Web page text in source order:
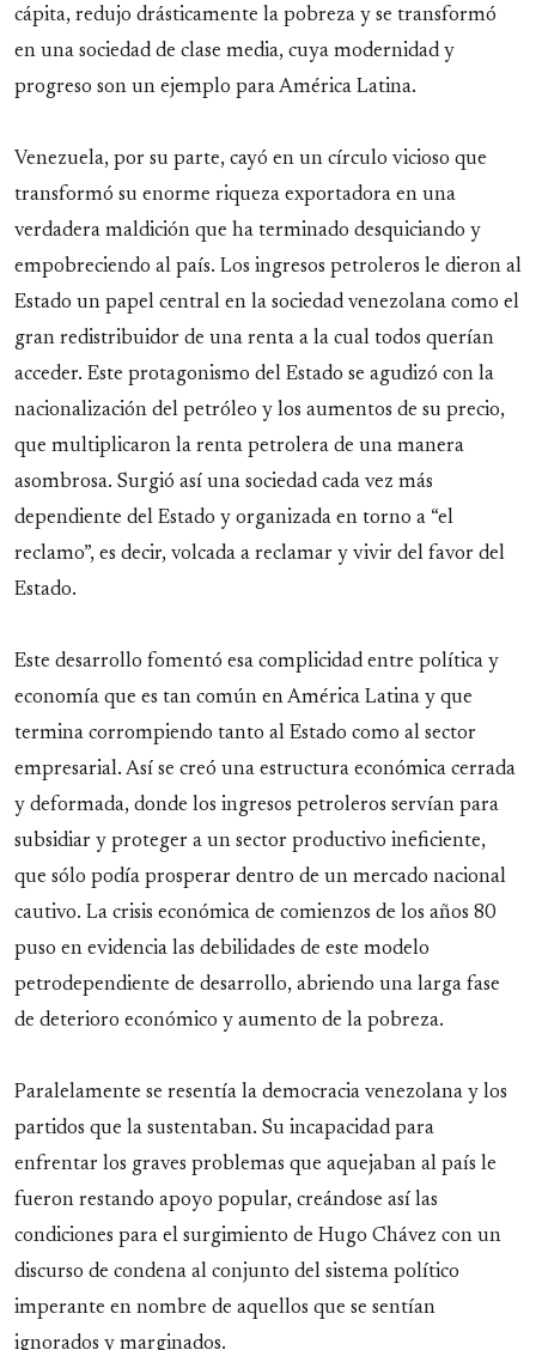
cápita, redujo drásticamente la pobreza y se transformó
en una sociedad de clase media, cuya modernidad y
progreso son un ejemplo para América Latina.
Venezuela, por su parte, cayó en un círculo vicioso que
transformó su enorme riqueza exportadora en una
verdadera maldición que ha terminado desquiciando y
empobreciendo al país. Los ingresos petroleros le dieron al
Estado un papel central en la sociedad venezolana como el
gran redistribuidor de una renta a la cual todos querían
acceder. Este protagonismo del Estado se agudizó con la
nacionalización del petróleo y los aumentos de su precio,
que multiplicaron la renta petrolera de una manera
asombrosa. Surgió así una sociedad cada vez más
dependiente del Estado y organizada en torno a “el
reclamo”, es decir, volcada a reclamar y vivir del favor del
Estado.
Este desarrollo fomentó esa complicidad entre política y
economía que es tan común en América Latina y que
termina corrompiendo tanto al Estado como al sector
empresarial. Así se creó una estructura económica cerrada
y deformada, donde los ingresos petroleros servían para
subsidiar y proteger a un sector productivo ineficiente,
que sólo podía prosperar dentro de un mercado nacional
cautivo. La crisis económica de comienzos de los años 80
puso en evidencia las debilidades de este modelo
petrodependiente de desarrollo, abriendo una larga fase
de deterioro económico y aumento de la pobreza.
Paralelamente se resentía la democracia venezolana y los
partidos que la sustentaban. Su incapacidad para
enfrentar los graves problemas que aquejaban al país le
fueron restando apoyo popular, creándose así las
condiciones para el surgimiento de Hugo Chávez con un
discurso de condena al conjunto del sistema político
imperante en nombre de aquellos que se sentían
ignorados y marginados.